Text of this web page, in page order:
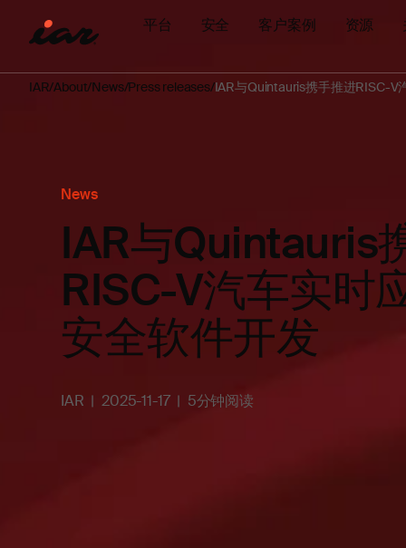
平台 安全 客户案例 资源
IAR About News Press releases IAR与Quintauris携手推进RISC-V
News
IAR与Quintauris
RISC-V汽车实时
安全软件开发
IAR 2025-11-17 5分钟阅读